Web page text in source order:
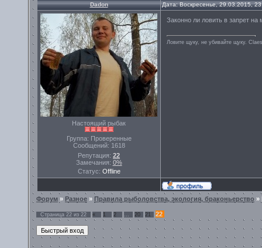
Dadon Дата: Воскресенье, 29.03.2015,
Настоящий рыбак
Группа: Проверенные
Сообщений: 1618
Репутация: 22
Замечания: 0%
Статус: Offline
Законно ли ловить в запрет
Ловите щуку, не убивайте щуку.
Форум » Разное » Правила рыболовства, экология, браконьерство »
Страница 22 из 22 « 1 2 … 20 21 22